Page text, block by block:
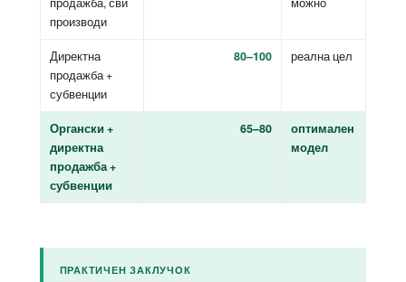
производи
Директна
продажба +
субвенции
80–100 реална цел
Органски +
директна
продажба +
субвенции
65–80
оптимален
модел
ПРАКТИЧЕН ЗАКЛУЧОК